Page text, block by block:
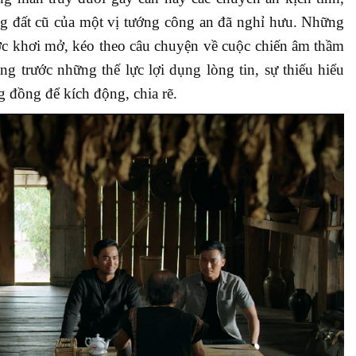
đất cũ của một vị tướng công an đã nghỉ hưu. Những
mở, kéo theo câu chuyện về cuộc chiến âm thầm
trước những thế lực lợi dụng lòng tin, sự thiếu hiểu
đồng để kích động, chia rẽ.